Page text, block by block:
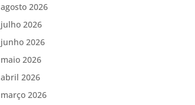
agosto 2026
julho 2026
junho 2026
maio 2026
abril 2026
março 2026